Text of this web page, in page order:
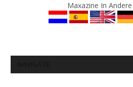
Maxazine In